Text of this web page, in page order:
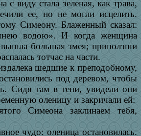
виду стала зеленая, как трава,
ее, но не могли исцелить.
Симеону. Блаженный сказал:
водою». И когда женщина
вышла большая змея; приползши
тотчас на части.
шедшие к преподобному,
под деревом, чтобы
Сидя там в тени, увидели они
оленицу и закричали ей:
Симеона заклинаем тебя,
чудо: оленица остановилась.